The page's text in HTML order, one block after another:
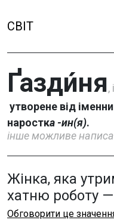
СВІТ
Ґазди́ня,
утворене від
наростка -ин(я).
інше можливe
Жінка, яка
хатню роботу —
Обговорити це